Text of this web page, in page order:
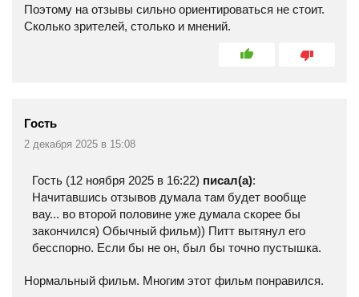
Поэтому на отзывы сильно ориентироваться не стоит.
Сколько зрителей, столько и мнений.
Гость
2 декабря 2025 в 15:08
Гость (12 ноября 2025 в 16:22) писал(a):
Начитавшись отзывов думала там будет вообще
вау... во второй половине уже думала скорее бы
закончился) Обычный фильм)) Питт вытянул его
бесспорно. Если бы не он, был бы точно пустышка.
Нормальный фильм. Многим этот фильм понравился.